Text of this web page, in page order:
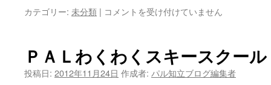
カテゴリー: 未分類 | レ
ラ
ー
コ
コメントを受け付けていません
ＰＡＬわくわくスキースクー
投稿日: 2012年11月24日 作成者: パル知立ブログ編集者